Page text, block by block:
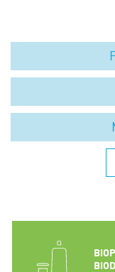
Symposium
FRENCH-
Contacts